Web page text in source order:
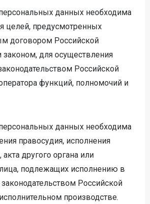
данных необходима
целей, предусмотренных
договором Российской
для осуществления
Российской
функций, полномочий и
данных необходима
правосудия, исполнения
акта другого органа или
подлежащих исполнению в
законодательством Российской
производстве.